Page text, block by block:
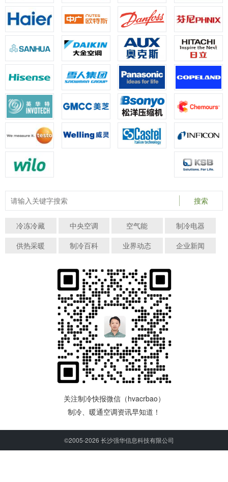
搜索
冷冻冷藏 中央空调 空气能
制冷电器
供热采暖
制冷百科 业界动态 企业新闻
关注制冷快报微信（hvacrbao）
制冷、暖通空调资讯早知道！
©2005-2026 长沙强华信息科技有限公司